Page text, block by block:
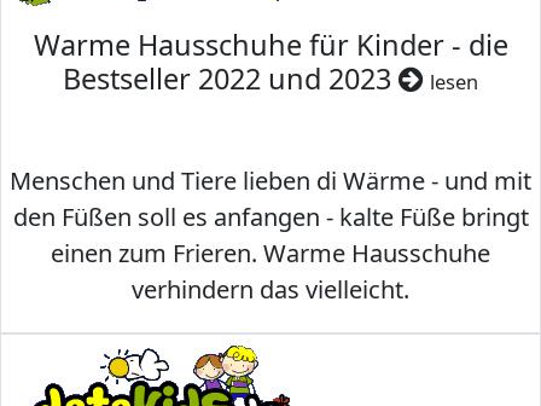
Warme Hausschuhe für Kinder - die
Bestseller 2022 und 2023
lesen
Menschen und Tiere lieben di Wärme - und mit
den Füßen soll es anfangen - kalte Füße bringt
einen zum Frieren. Warme Hausschuhe
verhindern das vielleicht.